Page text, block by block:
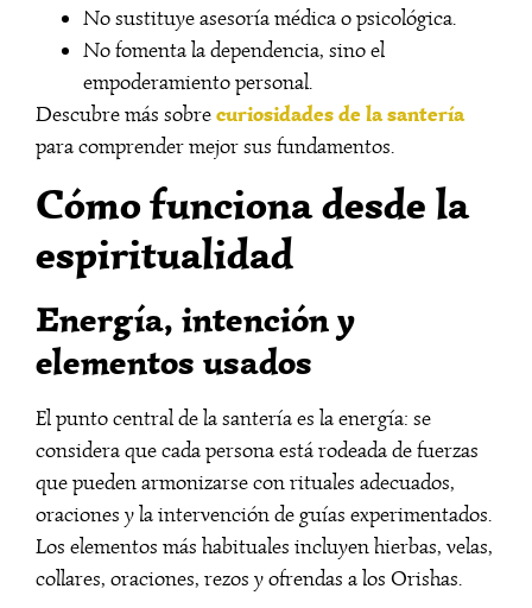
No sustituye asesoría médica o psicológica.
No fomenta la dependencia, sino el
empoderamiento personal.
Descubre más sobrecuriosidades de la santería
para comprender mejor sus fundamentos.
Cómo funciona desde la
espiritualidad
Energía, intención y
elementos usados
El punto central de la santería es la energía: se
considera que cada persona está rodeada de fuerzas
que pueden armonizarse con rituales adecuados,
oraciones y la intervención de guías experimentados.
Los elementos más habituales incluyen hierbas, velas,
collares, oraciones, rezos y ofrendas a los Orishas.